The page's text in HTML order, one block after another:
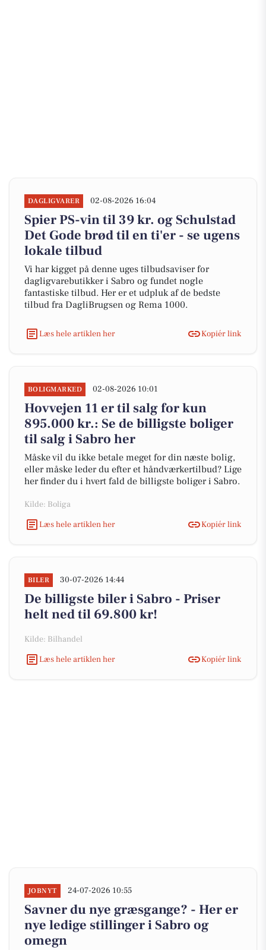
DAGLIGVARER 02-08-2026 16:04
Spier PS-vin til 39 kr. og Schulstad
Det Gode brød til en ti'er - se ugens
lokale tilbud
Vi har kigget på denne uges tilbudsaviser for
dagligvarebutikker i Sabro og fundet nogle
fantastiske tilbud. Her er et udpluk af de bedste
tilbud fra DagliBrugsen og Rema 1000.
Læs hele artiklen her Kopiér link
BOLIGMARKED 02-08-2026 10:01
Hovvejen 11 er til salg for kun
895.000 kr.: Se de billigste boliger
til salg i Sabro her
Måske vil du ikke betale meget for din næste bolig,
eller måske leder du efter et håndværkertilbud? Lige
her finder du i hvert fald de billigste boliger i Sabro.
Kilde: Boliga
Læs hele artiklen her
Kopiér link
BILER 30-07-2026 14:44
De billigste biler i Sabro - Priser
helt ned til 69.800 kr!
Kilde: Bilhandel
Læs hele artiklen her
Kopiér link
JOBNYT 24-07-2026 10:55
Savner du nye græsgange? - Her er
nye ledige stillinger i Sabro og
omegn